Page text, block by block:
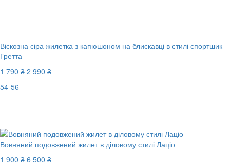
Віскозна сіра жилетка з капюшоном на блискавці в стилі спортшик
Гретта
1 790 ₴ 2 990 ₴
54-56
Вовняний подовжений жилет в діловому стилі Лаціо
1 900 ₴ 6 500 ₴